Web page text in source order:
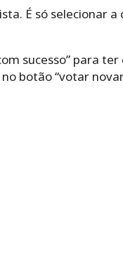
É só selecionar a
sucesso” para ter
botão “votar